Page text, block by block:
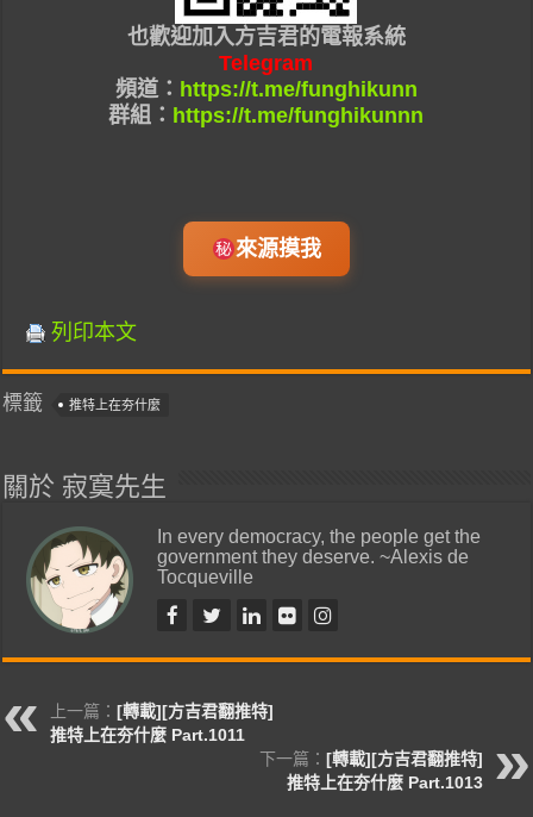
也歡迎加入方吉君的電報系統
Telegram
頻道： https://t.me/funghikunn
群組： https://t.me/funghikunnn
來源摸我
列印本文
標籤 推特上在夯什麼
關於 寂寞先生
In every democracy, the people get the
government they deserve. ~Alexis de
Tocqueville
上一篇：[轉載][方吉君翻推特]
推特上在夯什麼 Part.1011
下一篇： [轉載][方吉君翻推特]
推特上在夯什麼 Part.1013